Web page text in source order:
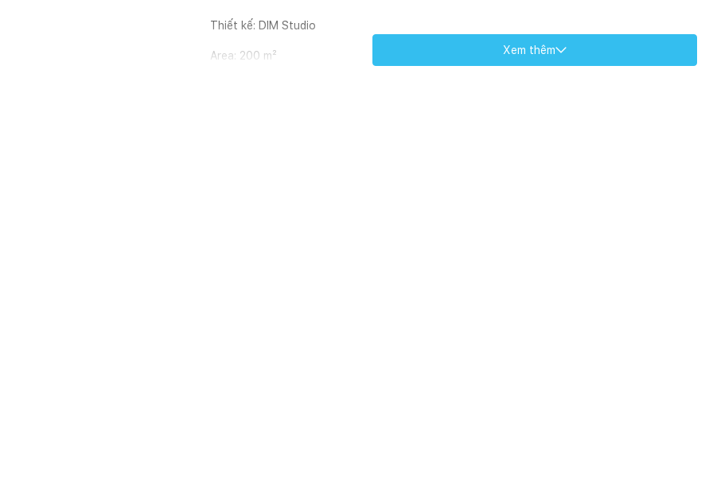
Thiết kế: DIM Studio
Area: 200 m² Xem thêm